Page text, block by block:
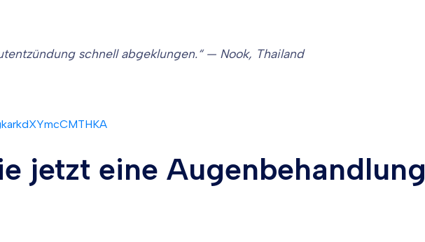
schnell abgeklungen.“ — Nook, Thailand
jetzt eine Augenbehandlung